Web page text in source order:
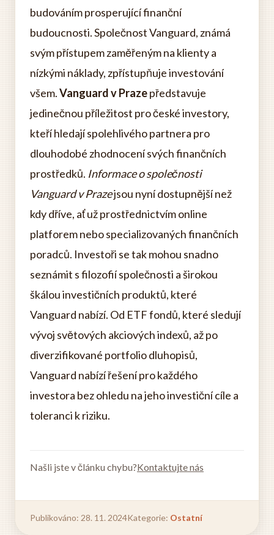
budováním prosperující finanční
budoucnosti. Společnost Vanguard, známá
svým přístupem zaměřeným na klienty a
nízkými náklady, zpřístupňuje investování
všem.Vanguard v Prazepředstavuje
jedinečnou příležitost pro české investory,
kteří hledají spolehlivého partnera pro
dlouhodobé zhodnocení svých finančních
prostředků. Informace o společnosti
Vanguard v Prazejsou nyní dostupnější než
kdy dříve, ať už prostřednictvím online
platforem nebo specializovaných finančních
poradců. Investoři se tak mohou snadno
seznámit s filozofií společnosti a širokou
škálou investičních produktů, které
Vanguard nabízí. Od ETF fondů, které sledují
vývoj světových akciových indexů, až po
diverzifikované portfolio dluhopisů,
Vanguard nabízí řešení pro každého
investora bez ohledu na jeho investiční cíle a
toleranci k riziku.
Našli jste v článku chybu?Kontaktujte nás
Publikováno: 28. 11. 2024Kategorie: Ostatní